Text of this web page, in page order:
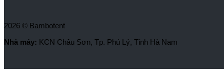
2026 © Bambotent
Nhà máy: KCN Châu Sơn, Tp. Phủ Lý, Tỉnh Hà Nam